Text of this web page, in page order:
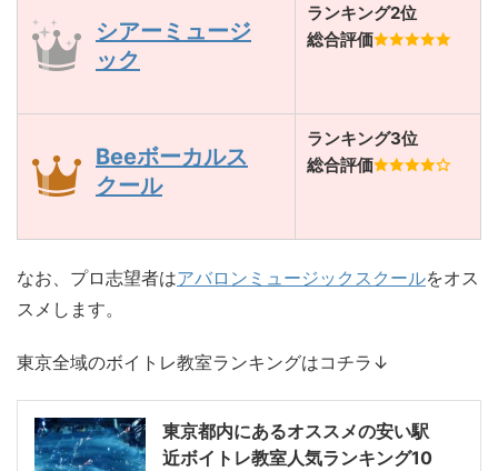
シアーミュージ
ック
ランキング2位
総合評価
Beeボーカルス
クール
ランキング3位
総合評価
なお、プロ志望者はアバロンミュージックスクールをオス
スメします。
東京全域のボイトレ教室ランキングはコチラ↓
東京都内にあるオススメの安い駅
近ボイトレ教室人気ランキング10